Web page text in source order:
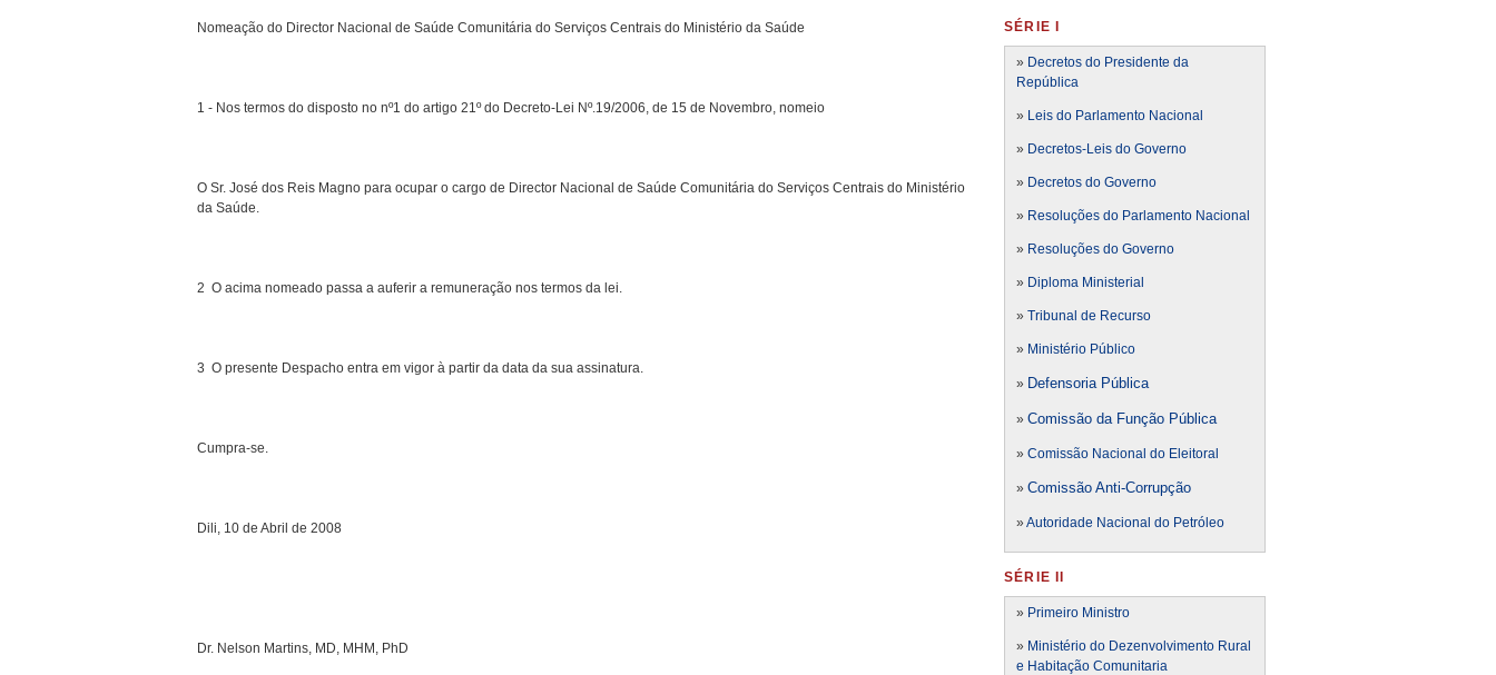
Nomeação do Director Nacional de Saúde Comunitária do Serviços Centrais do Ministério da Saúde
1 - Nos termos do disposto no nº1 do artigo 21º do Decreto-Lei Nº.19/2006, de 15 de Novembro, nomeio
O Sr. José dos Reis Magno para ocupar o cargo de Director Nacional de Saúde Comunitária do Serviços Centrais do Ministério
da Saúde.
2  O acima nomeado passa a auferir a remuneração nos termos da lei.
3  O presente Despacho entra em vigor à partir da data da sua assinatura.
Cumpra-se.
Dili, 10 de Abril de 2008
Dr. Nelson Martins, MD, MHM, PhD
SÉRIE I
» Decretos do Presidente da
República
» Leis do Parlamento Nacional
» Decretos-Leis do Governo
» Decretos do Governo
» Resoluções do Parlamento Nacional
» Resoluções do Governo
» Diploma Ministerial
» Tribunal de Recurso
» Ministério Público
» Defensoria Pública
» Comissão da Função Pública
» Comissão Nacional do Eleitoral
» Comissão Anti-Corrupção
» Autoridade Nacional do Petróleo
SÉRIE II
» Primeiro Ministro
» Ministério do Dezenvolvimento Rural
e Habitação Comunitaria